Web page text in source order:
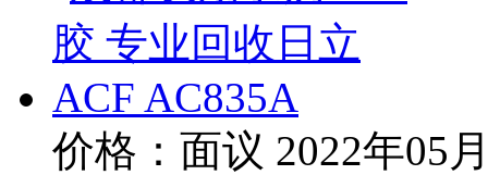
价格：面议 2022年05